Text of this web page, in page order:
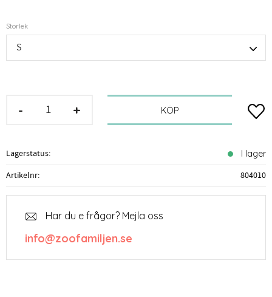
Storlek
+
- KÖP
Lagerstatus I lager
Artikelnr 804010
Har du e frågor? Mejla oss
info@zoofamiljen.se